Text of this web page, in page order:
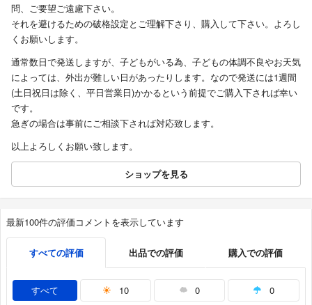
問、ご要望ご遠慮下さい。
それを避けるための破格設定とご理解下さり、購入して下さい。よろし
くお願いします。
通常数日で発送しますが、子どもがいる為、子どもの体調不良やお天気
によっては、外出が難しい日があったりします。なので発送には1週間
(土日祝日は除く、平日営業日)かかるという前提でご購入下されば幸い
です。
急ぎの場合は事前にご相談下されば対応致します。
以上よろしくお願い致します。
ショップを見る
最新100件の評価コメントを表示しています
すべての評価 出品での評価 購入での評価
すべて 10 0 0